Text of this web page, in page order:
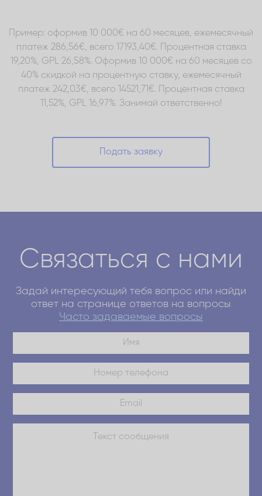
Пример: оформив 10 000€ на 60 месяцев, ежемесячный
платеж 286,56€, всего 17193,40€. Процентная ставка
19,20%, GPL 26,58%. Оформив 10 000€ на 60 месяцев со
40% скидкой на процентную ставку, ежемесячный
платеж 242,03€, всего 14521,71€. Процентная ставка
11,52%, GPL 16,97%. Занимай ответственно!
Подать заявку
Связаться с нами
Задай интересующий тебя вопрос или найди
ответ на странице ответов на вопросы
Часто задаваемые вопросы